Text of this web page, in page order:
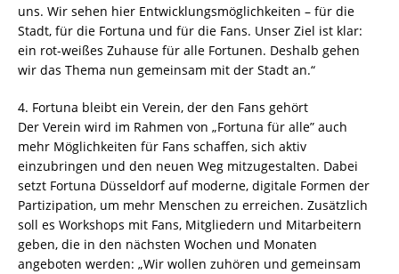
uns. Wir sehen hier Entwicklungsmöglichkeiten – für die
Stadt, für die Fortuna und für die Fans. Unser Ziel ist klar:
ein rot-weißes Zuhause für alle Fortunen. Deshalb gehen
wir das Thema nun gemeinsam mit der Stadt an.“
4. Fortuna bleibt ein Verein, der den Fans gehört
Der Verein wird im Rahmen von „Fortuna für alle” auch
mehr Möglichkeiten für Fans schaffen, sich aktiv
einzubringen und den neuen Weg mitzugestalten. Dabei
setzt Fortuna Düsseldorf auf moderne, digitale Formen der
Partizipation, um mehr Menschen zu erreichen. Zusätzlich
soll es Workshops mit Fans, Mitgliedern und Mitarbeitern
geben, die in den nächsten Wochen und Monaten
angeboten werden: „Wir wollen zuhören und gemeinsam